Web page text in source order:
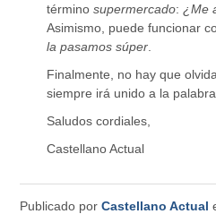
términosupermercado: ¿Me
Asimismo, puede funcionar
la pasamos súper
Finalmente, no hay que
siempre irá unido a la
Saludos cordiales,
Castellano Actual
Publicado porCastellano Actual